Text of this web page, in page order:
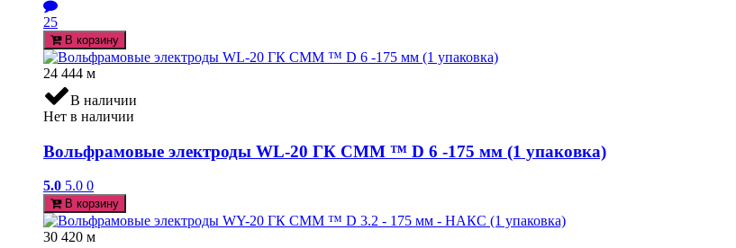
25
В корзину
24 444 м
В наличии
Нет в наличии
Вольфрамовые электроды WL-20 ГК СММ ™ D 6 -175 мм (1 упаковка)
5.0 5.0 0
В корзину
30 420 м